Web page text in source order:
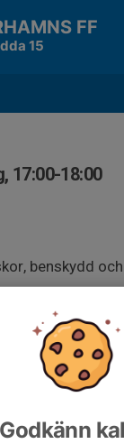
FF
15
17:00-18:00
benskydd
Godkänn